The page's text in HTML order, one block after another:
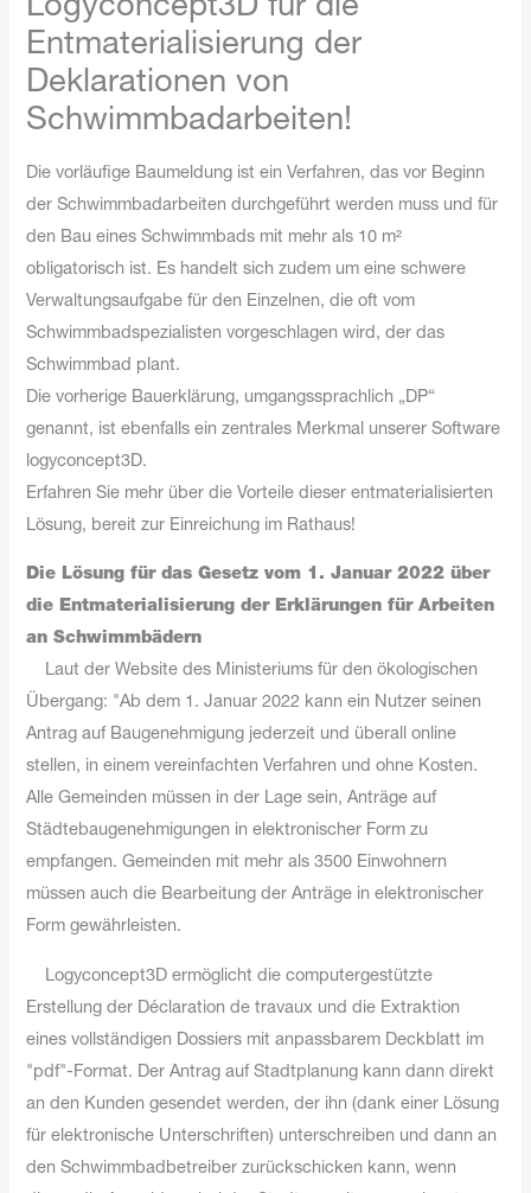
Logyconcept3D für die
Entmaterialisierung der
Deklarationen von
Schwimmbadarbeiten!
Die vorläufige Baumeldung ist ein Verfahren, das vor Beginn
der Schwimmbadarbeiten durchgeführt werden muss und für
den Bau eines Schwimmbads mit mehr als 10 m²
obligatorisch ist. Es handelt sich zudem um eine schwere
Verwaltungsaufgabe für den Einzelnen, die oft vom
Schwimmbadspezialisten vorgeschlagen wird, der das
Schwimmbad plant.
Die vorherige Bauerklärung, umgangssprachlich „DP“
genannt, ist ebenfalls ein zentrales Merkmal unserer Software
logyconcept3D.
Erfahren Sie mehr über die Vorteile dieser entmaterialisierten
Lösung, bereit zur Einreichung im Rathaus!
Die Lösung für das Gesetz vom 1. Januar 2022 über
die Entmaterialisierung der Erklärungen für Arbeiten
an Schwimmbädern
Laut der Website des Ministeriums für den ökologischen
Übergang: "Ab dem 1. Januar 2022 kann ein Nutzer seinen
Antrag auf Baugenehmigung jederzeit und überall online
stellen, in einem vereinfachten Verfahren und ohne Kosten.
Alle Gemeinden müssen in der Lage sein, Anträge auf
Städtebaugenehmigungen in elektronischer Form zu
empfangen. Gemeinden mit mehr als 3500 Einwohnern
müssen auch die Bearbeitung der Anträge in elektronischer
Form gewährleisten.
Logyconcept3D ermöglicht die computergestützte
Erstellung der Déclaration de travaux und die Extraktion
eines vollständigen Dossiers mit anpassbarem Deckblatt im
"pdf"-Format. Der Antrag auf Stadtplanung kann dann direkt
an den Kunden gesendet werden, der ihn (dank einer Lösung
für elektronische Unterschriften) unterschreiben und dann an
den Schwimmbadbetreiber zurückschicken kann, wenn